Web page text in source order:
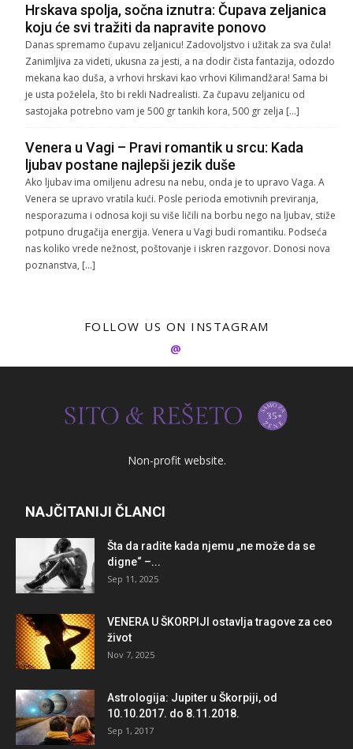
Hrskava spolja, sočna iznutra: Čupava zeljanica
koju će svi tražiti da napravite ponovo
Danas spremamo čupavu zeljanicu! Zadovoljstvo i užitak za sva čula!
Zanimljiva za videti, ukusna za jesti, a na dodir čista fantazija, odozdo
mekana kao duša, a vrhovi hrskavi kao vrhovi Kilimandžara! Sama bi
je usta poželela, što bi rekli Nadrealisti. Za čupavu zeljanicu od
sastojaka potrebno vam je 500 gr tankih kora, 500 gr zelja […]
Venera u Vagi – Pravi romantik u srcu: Kada
ljubav postane najlepši jezik duše
Ako ljubav ima omiljenu adresu na nebu, onda je to upravo Vaga. A
Venera se upravo vratila kući. Posle perioda emotivnih previranja,
nesporazuma i odnosa koji su više ličili na borbu nego na ljubav, stiže
potpuno drugačija energija. Venera u Vagi budi romantiku. Podseća
nas koliko vrede nežnost, poštovanje i iskren razgovor. Donosi nova
poznanstva, […]
FOLLOW US ON INSTAGRAM
@
Non-profit website.
NAJČITANIJI ČLANCI
Šta da radite kada njemu „ne može da se
digne“ –...
Sep 11, 2025
VENERA U ŠKORPIJI ostavlja tragove za ceo
život
Nov 7, 2025
Astrologija: Jupiter u Škorpiji, od
10.10.2017. do 8.11.2018.
Sep 1, 2017